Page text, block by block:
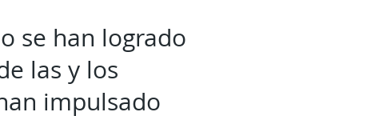
se han logrado
las y los
impulsado